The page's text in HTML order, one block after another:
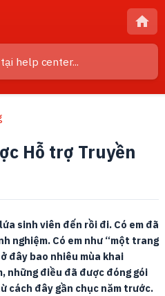
Hỗ trợ Truyền
sinh viên đến rồi đi. Có em đã
nghiệm. Có em như “một trang
đây bao nhiêu mùa khai
những điều đã được đóng gói
cách đây gần chục năm trước.